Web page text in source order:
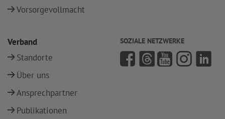
Vorsorgevollmacht
Verband
Standorte
Über uns
Ansprechpartner
Publikationen
SOZIALE NETZWERKE